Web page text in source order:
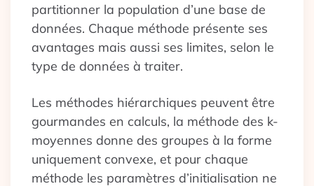
partitionner la population d’une base de
données. Chaque méthode présente ses
avantages mais aussi ses limites, selon le
type de données à traiter.
Les méthodes hiérarchiques peuvent être
gourmandes en calculs, la méthode des k-
moyennes donne des groupes à la forme
uniquement convexe, et pour chaque
méthode les paramètres d’initialisation ne